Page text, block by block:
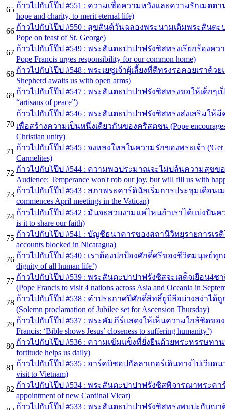
65 ก้าวไปกับโป๊ป #551 : ความเชื่อความหวังและความรักเมตตาน
hope and charity, to merit eternal life)
66 ก้าวไปกับโป๊ป #550 : สุขสันต์วันฉลองพระนามเดิมพระสันตะปา
Pope on feast of St. George)
67 ก้าวไปกับโป๊ป #549 : พระสันตะปาปาฟรังซิสทรงเรียกร้องค
Pope Francis urges responsibility for our common home)
68 ก้าวไปกับโป๊ป #548 : พระเยซูเจ้าผู้เลี้ยงที่ดีทรงรอคอยเราด้วยแ
Shepherd awaits us with open arms)
69 ก้าวไปกับโป๊ป #547 : พระสันตะปาปาฟรังซิสทรงขอให้เด็กๆเ
“artisans of peace”)
70
ก้าวไปกับโป๊ป #546 : พระสันตะปาปาฟรังซิสทรงส่งเสริมใ
เพื่อสร้างความเป็นหนึ่งเดียวกันของคริสตชน (Pope encourages
Christian unity)
71 ก้าวไปกับโป๊ป #545 : จงหลงใหลในความรักของพระเจ้า ('Get
Carmelites)
72 ก้าวไปกับโป๊ป #544 : ความพอประมาณจะไม่ปล้นความสุขขอ
Audience: Temperance won't rob our joy, but will fill us with
73 ก้าวไปกับโป๊ป #543 : สภาพระคาร์ดินัลเริ่มการประชุมเดือนเ
commences April meetings in the Vatican)
74 ก้าวไปกับโป๊ป #542 : มันจะสวยงามแค่ไหนถ้าเราได้แบ่งปันคว
is it to share our faith)
75 ก้าวไปกับโป๊ป #541 : บัญชีธนาคารของสถานีวิทยุรายการเร
accounts blocked in Nicaragua)
76 ก้าวไปกับโป๊ป #540 : เราต้องปกป้องศักดิ์ศรีของชีวิตมนุษย์ทุกคน
dignity of all human life’)
77 ก้าวไปกับโป๊ป #539 : พระสันตะปาปาฟรังซิสจะเสด็จเยือน4ช
(Pope Francis to visit 4 nations across Asia and Oceania in
78 ก้าวไปกับโป๊ป #538 : คำประกาศปีศักดิ์สิทธิ์ยูบีลีอย่างสง่าได้
(Solemn proclamation of Jubilee set for Ascension Thursday)
79 ก้าวไปกับโป๊ป #537 : พระคัมภีร์แสดงให้เห็นความใกล้ชิดขอ
Francis: ‘Bible shows Jesus’ closeness to suffering humanity’)
80 ก้าวไปกับโป๊ป #536 : ความเข้มแข็งที่ยั่งยืนด้วยพระหรรษทานที่
fortitude helps us daily)
81 ก้าวไปกับโป๊ป #535 : อาร์คบิชอปกัลลาเกอร์เดินทางไปเวียดนา
visit to Vietnam)
82 ก้าวไปกับโป๊ป #534 : พระสันตะปาปาฟรังซิสพิจารณาพระคาร์
appointment of new Cardinal Vicar)
ก้าวไปกับโป๊ป #533 : พระสันตะปาปาฟรังซิสทรงพบปะกับญา